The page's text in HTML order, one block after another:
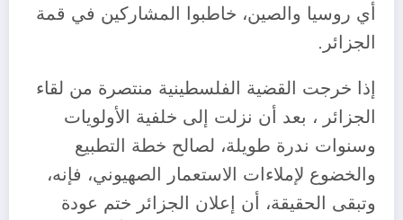
أي روسيا والصين، خاطبوا المشاركين في قمة
الجزائر.
إذا خرجت القضية الفلسطينية منتصرة من لقاء
الجزائر ، بعد أن نزلت إلى خلفية الأولويات
وسنوات ندرة طويلة، لصالح خطة التطبيع
والخضوع لإملاءات الاستعمار الصهيوني، فإنه،
وتبقى الحقيقة، أن إعلان الجزائر ختم عودة